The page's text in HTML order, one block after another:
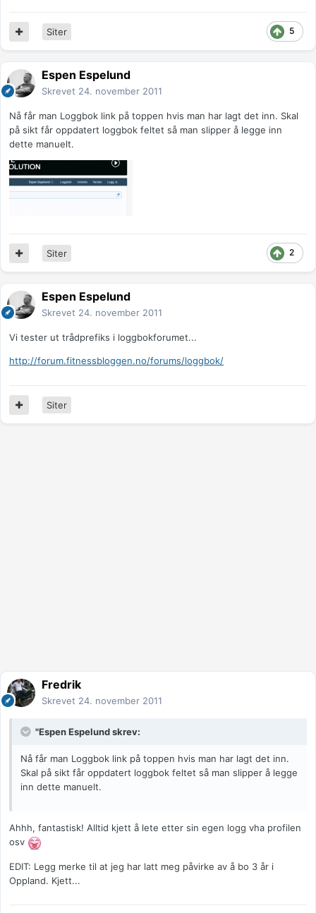
5
Siter
Espen Espelund
Skrevet 24. november 2011
Nå får man Loggbok link på toppen hvis man har lagt det inn. Skal
på sikt får oppdatert loggbok feltet så man slipper å legge inn
dette manuelt.
2
Siter
Espen Espelund
Skrevet 24. november 2011
Vi tester ut trådprefiks i loggbokforumet...
http://forum.fitnessbloggen.no/forums/loggbok/
Siter
Fredrik
Skrevet 24. november 2011
"Espen Espelund skrev:
Nå får man Loggbok link på toppen hvis man har lagt det inn.
Skal på sikt får oppdatert loggbok feltet så man slipper å legge
inn dette manuelt.
Ahhh, fantastisk! Alltid kjett å lete etter sin egen logg vha profilen
osv
EDIT: Legg merke til at jeg har latt meg påvirke av å bo 3 år i
Oppland. Kjett...